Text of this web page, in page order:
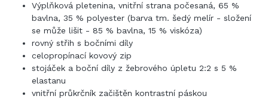
Výplňková pletenina, vnitřní strana počesaná, 65 %
bavlna, 35 % polyester (barva tm. šedý melír - složení
se může lišit - 85 % bavlna, 15 % viskóza)
rovný střih s bočními díly
celopropínací kovový zip
stojáček a boční díly z žebrového úpletu 2:2 s 5 %
elastanu
vnitřní průkrčník začištěn kontrastní páskou